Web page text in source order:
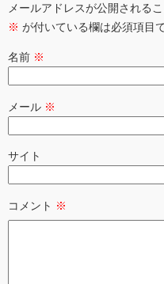
メールアドレスが公開される
※ が付いている欄は必須項目
名前 ※
メール ※
サイト
コメント ※